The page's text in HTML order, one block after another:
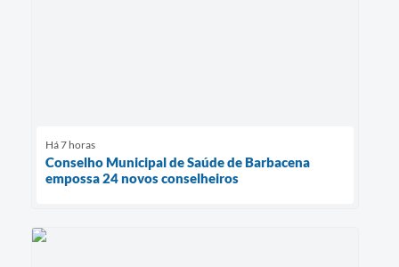
Há 7 horas
Conselho Municipal de Saúde de Barbacena
empossa 24 novos conselheiros